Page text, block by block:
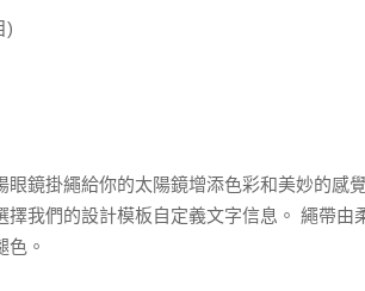
)
眼鏡掛繩給你的太陽鏡增添色彩和美妙的
擇我們的設計模板自定義文字信息。 繩帶
色。